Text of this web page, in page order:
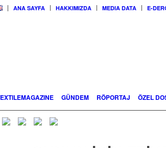
ANA SAYFA HAKKIMIZDA MEDIA DATA E-
GÜNDEM RÖPORTAJ ÖZEL